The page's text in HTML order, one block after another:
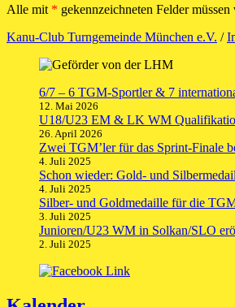
Alle mit * gekennzeichneten Felder
Kanu-Club Turngemeinde München e.V. /
6/7 – 6 TGM-Sportler & 7
12. Mai 2026
U18/U23 EM & LK WM
26. April 2026
Zwei TGM’ler für das Sprint-Finale
4. Juli 2025
Schon wieder: Gold- und
4. Juli 2025
Silber- und Goldmedaille für die
3. Juli 2025
Junioren/U23 WM in Solkan/SLO
2. Juli 2025